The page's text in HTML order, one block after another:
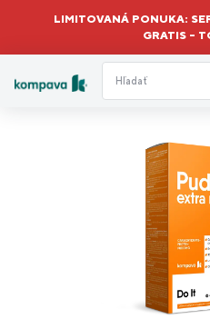
LIMITOVANÁ PONUKA:
GRATIS –